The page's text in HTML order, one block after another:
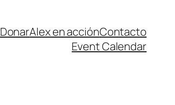
DonarAlex en acciónContacto
Event Calendar